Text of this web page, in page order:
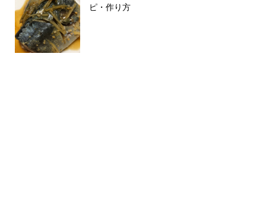
ピ・作り方